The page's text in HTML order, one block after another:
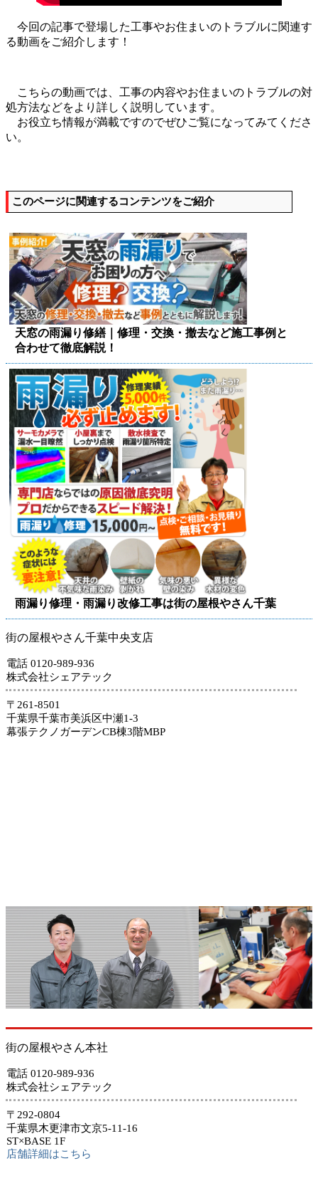
今回の記事で登場した工事やお住まいのトラブルに関連す
る動画をご紹介します！
こちらの動画では、工事の内容やお住まいのトラブルの対
処方法などをより詳しく説明しています。
お役立ち情報が満載ですのでぜひご覧になってみてくださ
い。
このページに関連するコンテンツをご紹介
天窓の雨漏り修繕｜修理・交換・撤去など施工事例と
合わせて徹底解説！
雨漏り修理・雨漏り改修工事は街の屋根やさん千葉
街の屋根やさん千葉中央支店
電話 0120-989-936
株式会社シェアテック
〒261-8501
千葉県千葉市美浜区中瀬1-3
幕張テクノガーデンCB棟3階MBP
街の屋根やさん本社
電話 0120-989-936
株式会社シェアテック
〒292-0804
千葉県木更津市文京5-11-16
ST×BASE 1F
店舗詳細はこちら